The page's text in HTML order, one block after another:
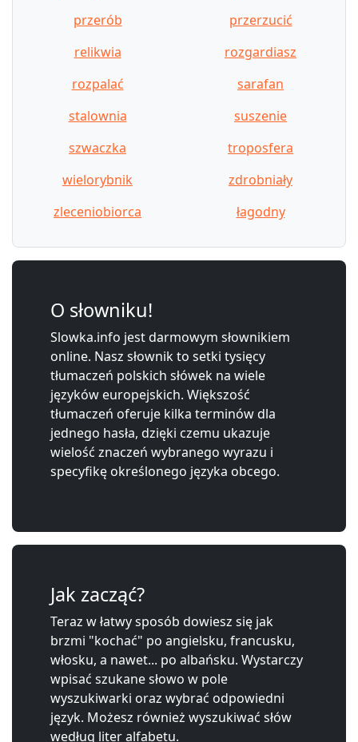
przerób
przerzucić
relikwia
rozgardiasz
rozpalać
sarafan
stalownia
suszenie
szwaczka
troposfera
wielorybnik
zdrobniały
zleceniobiorca
łagodny
O słowniku!
Slowka.info jest darmowym słownikiem
online. Nasz słownik to setki tysięcy
tłumaczeń polskich słówek na wiele
języków europejskich. Większość
tłumaczeń oferuje kilka terminów dla
jednego hasła, dzięki czemu ukazuje
wielość znaczeń wybranego wyrazu i
specyfikę określonego języka obcego.
Jak zacząć?
Teraz w łatwy sposób dowiesz się jak
brzmi "kochać" po angielsku, francusku,
włosku, a nawet... po albańsku. Wystarczy
wpisać szukane słowo w pole
wyszukiwarki oraz wybrać odpowiedni
język. Możesz również wyszukiwać słów
według liter alfabetu.